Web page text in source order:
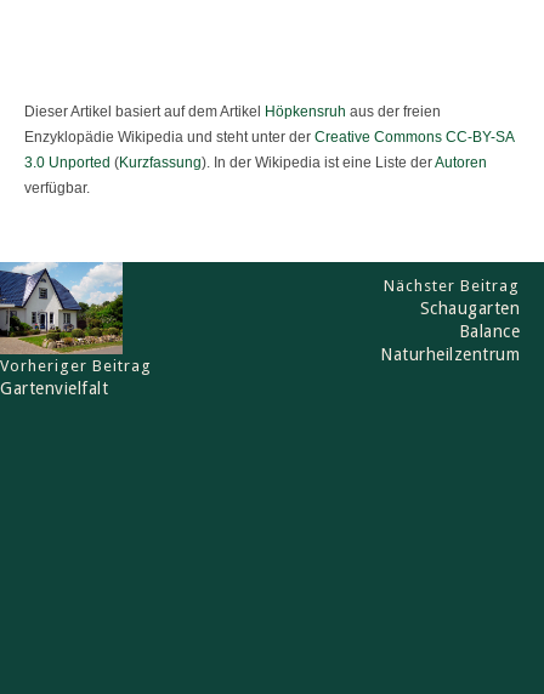
Dieser Artikel basiert auf dem Artikel Höpkensruh aus der freien
Enzyklopädie Wikipedia und steht unter der Creative Commons CC-BY-SA
3.0 Unported (Kurzfassung). In der Wikipedia ist eine Liste derAutoren
verfügbar.
Vorheriger Beitrag
Gartenvielfalt
Nächster Beitrag
Schaugarten
Balance
Naturheilzentrum